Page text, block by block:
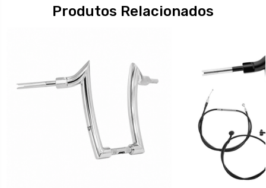
Produtos Relacionados